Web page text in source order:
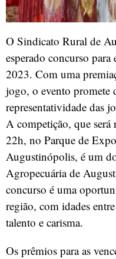
O Sindicato Rural de
esperado concurso
2023. Com uma
jogo, o evento promete
representatividade das
A competição, que será
22h, no Parque de
Augustinópolis, é um
Agropecuária de
concurso é uma
região, com idades
talento e carisma.
Os prêmios para as